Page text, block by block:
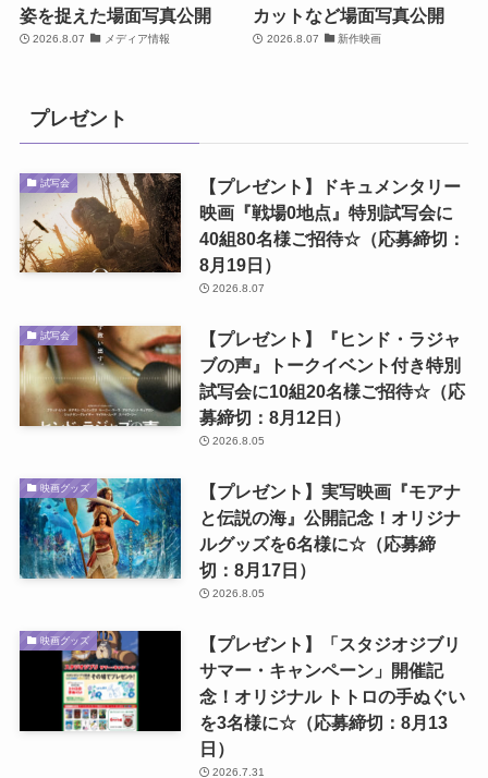
姿を捉えた場面写真公開
2026.8.07 メディア情報
カットなど場面写真公開
2026.8.07 新作映画
プレゼント
試写会
【プレゼント】ドキュメンタリー
映画『戦場0地点』特別試写会に
40組80名様ご招待☆（応募締切：
8月19日）
2026.8.07
試写会
【プレゼント】『ヒンド・ラジャ
ブの声』トークイベント付き特別
試写会に10組20名様ご招待☆（応
募締切：8月12日）
2026.8.05
映画グッズ
【プレゼント】実写映画『モアナ
と伝説の海』公開記念！オリジナ
ルグッズを6名様に☆（応募締
切：8月17日）
2026.8.05
映画グッズ
【プレゼント】「スタジオジブリ
サマー・キャンペーン」開催記
念！オリジナル トトロの手ぬぐい
を3名様に☆（応募締切：8月13
日）
2026.7.31